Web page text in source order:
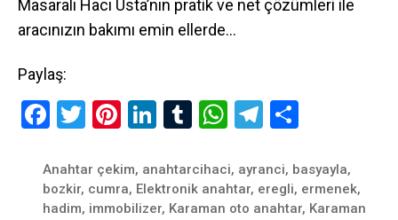
Masaralı Hacı Usta’nın pratik ve net çözümleri ile
aracınızın bakımı emin ellerde…
Paylaş:
F
ce
b
T
tt
er
Pi
er
es
Li
ke
dI
T
m
bl
W
at
s
T
e
gr
ar
e
Anahtar çekim, anahtarcihaci, ayranci, basyayla,
bozkir, cumra, Elektronik anahtar, eregli, ermenek,
hadim, immobilizer, Karaman oto anahtar, Karaman